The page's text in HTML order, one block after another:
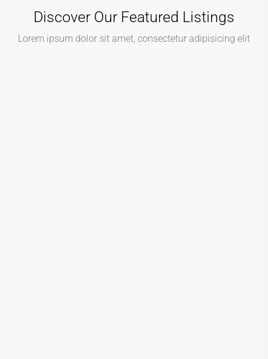
Discover Our Featured Listings
Lorem ipsum dolor sit amet, consectetur adipisicing elit